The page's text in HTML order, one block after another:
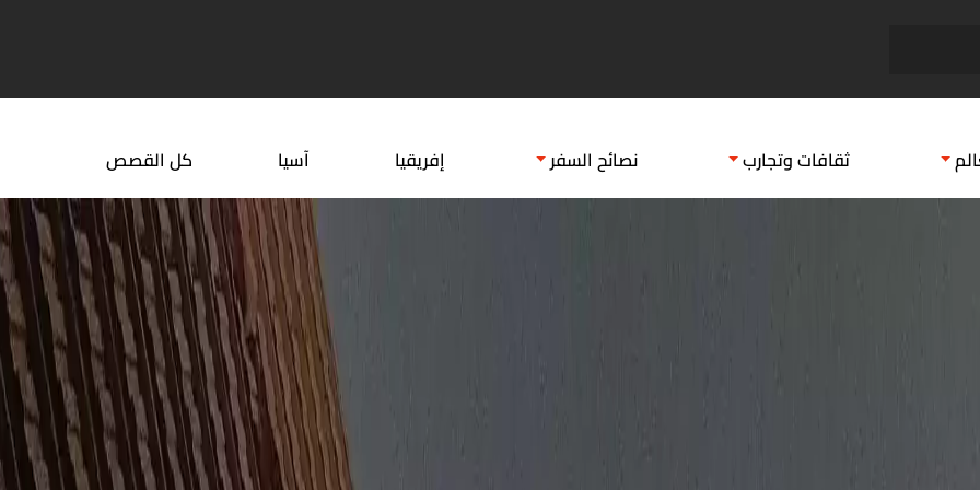
ثقافات وتجارب نصائح السفر إفريقيا آسيا كل القصص